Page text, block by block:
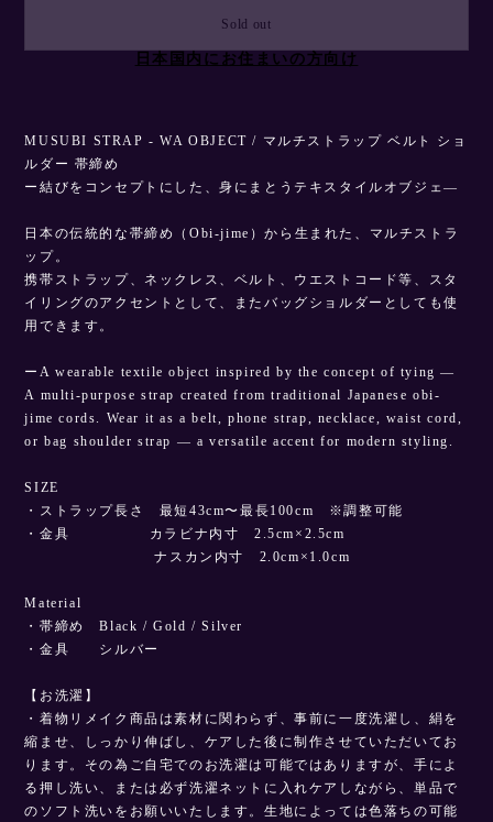
Sold out
日本国内にお住まいの方向け
MUSUBI STRAP - WA OBJECT / マルチストラップ ベルト ショ
ルダー 帯締め
ー結びをコンセプトにした、身にまとうテキスタイルオブジェ—
日本の伝統的な帯締め（Obi-jime）から生まれた、マルチストラ
ップ。
携帯ストラップ、ネックレス、ベルト、ウエストコード等、スタ
イリングのアクセントとして、またバッグショルダーとしても使
用できます。
ーA wearable textile object inspired by the concept of tying —
A multi-purpose strap created from traditional Japanese obi-
jime cords. Wear it as a belt, phone strap, necklace, waist cord,
or bag shoulder strap — a versatile accent for modern styling.
SIZE
・ストラップ長さ 最短43cm〜最長100cm ※調整可能
・金具 カラビナ内寸 2.5cm×2.5cm
ナスカン内寸 2.0cm×1.0cm
Material
・帯締め Black / Gold / Silver
・金具 シルバー
【お洗濯】
・着物リメイク商品は素材に関わらず、事前に一度洗濯し、絹を
縮ませ、しっかり伸ばし、ケアした後に制作させていただいてお
ります。その為ご自宅でのお洗濯は可能ではありますが、手によ
る押し洗い、または必ず洗濯ネットに入れケアしながら、単品で
のソフト洗いをお願いいたします。生地によっては色落ちの可能